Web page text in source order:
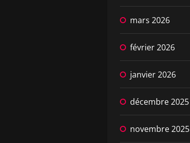
mars 2026
février 2026
janvier 2026
décembre 2025
novembre 2025